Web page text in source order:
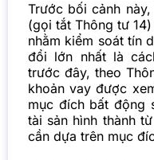
Trước bối cảnh
(gọi tắt Thông tư
nhằm kiểm soát tín
đổi lớn nhất là
trước đây, theo
khoản vay được
mục đích bất động
tài sản hình thành
cần dựa trên mục